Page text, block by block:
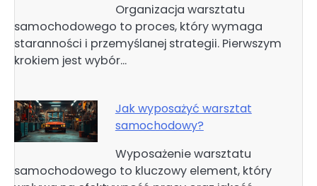
Organizacja warsztatu
samochodowego to proces, który wymaga
staranności i przemyślanej strategii. Pierwszym
krokiem jest wybór…
Jak wyposażyć warsztat
samochodowy?
Wyposażenie warsztatu
samochodowego to kluczowy element, który